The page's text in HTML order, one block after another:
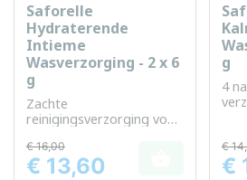
Saforelle
Hydraterende
Intieme
Wasverzorging - 2 x 6
g
Zachte
reinigingsverzorging voor
hygiëne, met een
hydraterende werking.
Prijs
€ 16,00
€ 13,60
g
4
Prijs
€
€